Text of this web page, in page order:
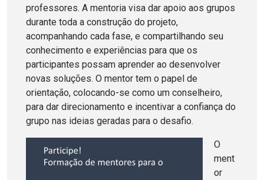
professores. A mentoria visa dar apoio aos grupos
durante toda a construção do projeto,
acompanhando cada fase, e compartilhando seu
conhecimento e experiências para que os
participantes possam aprender ao desenvolver
novas soluções. O mentor tem o papel de
orientação, colocando-se como um conselheiro,
para dar direcionamento e incentivar a confiança do
grupo nas ideias geradas para o desafio.
O
ment
or